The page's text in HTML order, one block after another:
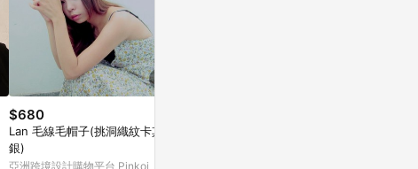
$680
Lan 毛線毛帽子(挑洞織紋卡其
銀)
亞洲跨境設計購物平台 Pinkoi